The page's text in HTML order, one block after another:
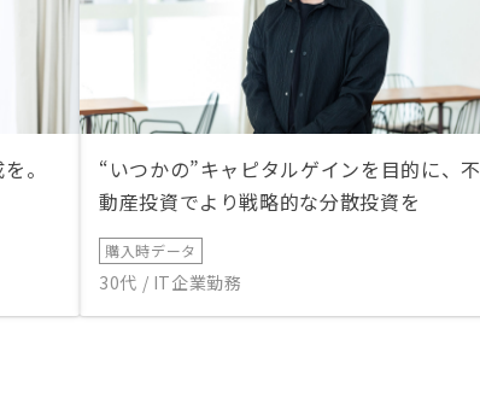
。
“いつかの”キャピタルゲインを目的に、不
動産投資でより戦略的な分散投資を
購入時データ
30代 / IT企業勤務